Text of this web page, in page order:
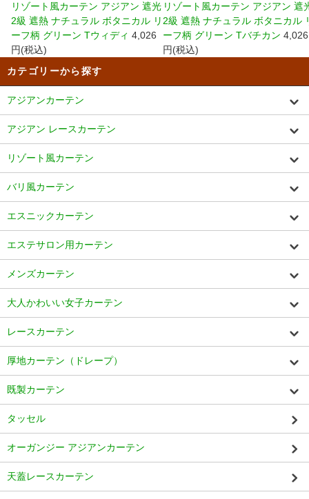
リゾート風カーテン アジアン 遮光
2級 遮熱 ナチュラル ボタニカル リ
ーフ柄 グリーン Tウィディ 4,026
円(税込)
リゾート風カーテン アジアン 遮
2級 遮熱 ナチュラル ボタニカル
ーフ柄 グリーン Tバチカン 4,026
円(税込)
カテゴリーから探す
アジアンカーテン
アジアン レースカーテン
リゾート風カーテン
バリ風カーテン
エスニックカーテン
エステサロン用カーテン
メンズカーテン
大人かわいい女子カーテン
レースカーテン
厚地カーテン（ドレープ）
既製カーテン
タッセル
オーガンジー アジアンカーテン
天蓋レースカーテン